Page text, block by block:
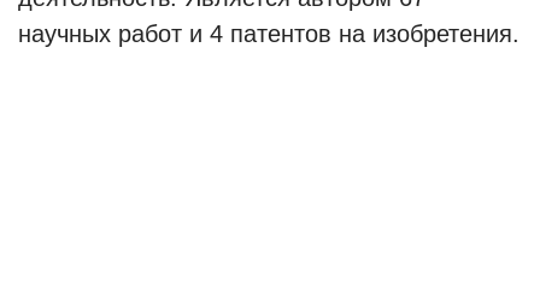
научных работ и 4 патентов на изобретения.